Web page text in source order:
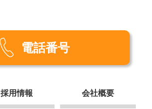
電話番号
採用情報 会社概要